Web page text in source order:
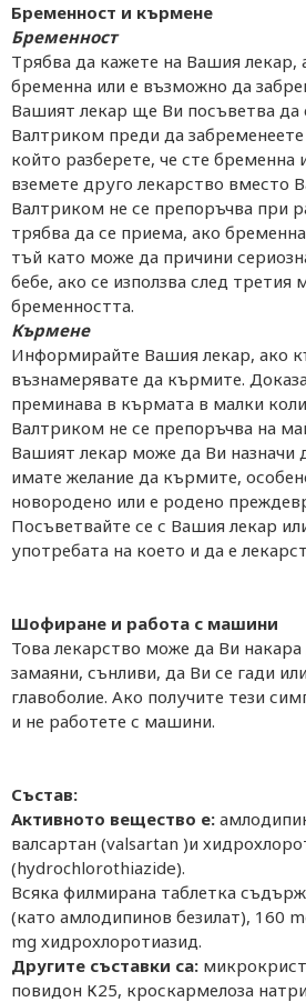
Бременност и кърмене
Бременност
Трябва да кажете на Вашия лекар,
бременна или е възможно да
Вашият лекар ще Ви посъветва да
Валтриком преди да
който разберете, че сте
вземете друго лекарство вместо
Валтриком не се препоръчва при
трябва да се приема, ако
тъй като може да причини
бебе, ако се използва след третия
бременността.
Кърмене
Информирайте Вашия лекар, ако
възнамерявате да кърмите.
преминава в кърмата в малки
Валтриком не се препоръчва на
Вашият лекар може да Ви назначи
имате желание да кърмите,
новородено или е родено
Посъветвайте се с Вашия лекар
употребата на което и да е
Шофиране и работа с машини
Това лекарство може да Ви накара
замаяни, сънливи, да Ви се гади
главоболие. Ако получите тези
и не работете с машини.
Състав:
Активното вещество е:
валсартан (valsartan )и
(hydrochlorothiazide).
Всяка филмирана таблетка
(като амлодипинов безилат), 160
mg хидрохлоротиазид.
Другите съставки са:
повидон К25, кроскармелоза